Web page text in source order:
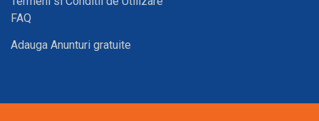
FAQ
Adauga Anunturi gratuite